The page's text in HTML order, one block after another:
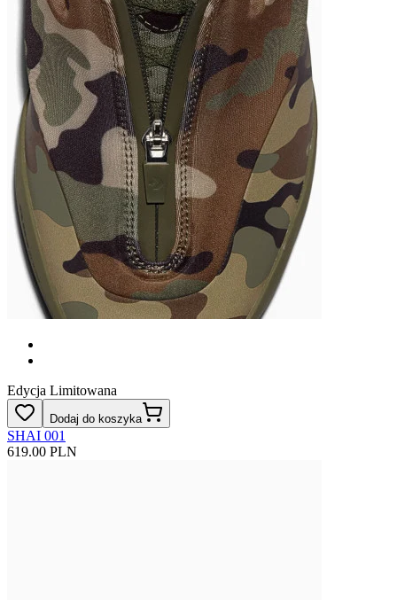
Edycja Limitowana
Dodaj do koszyka
SHAI 001
619.00 PLN